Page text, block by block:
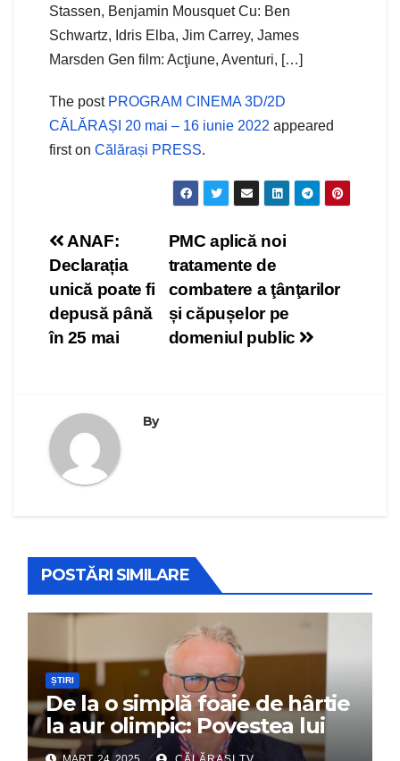
Stassen, Benjamin Mousquet Cu: Ben
Schwartz, Idris Elba, Jim Carrey, James
Marsden Gen film: Acţiune, Aventuri, […]
The post PROGRAM CINEMA 3D/2D
CĂLĂRAȘI 20 mai – 16 iunie 2022 appeared
first on Călărași PRESS.
Navigare
în
articole
PMC aplică noi
tratamente de
combatere a ţânţarilor
și căpușelor pe
domeniul public
ANAF:
Declarația
unică poate fi
depusă până
în 25 mai
By
POSTĂRI SIMILARE
ȘTIRI
De la o simplă foaie de hârtie
la aur olimpic: Povestea lui
Dumitru Chirilă